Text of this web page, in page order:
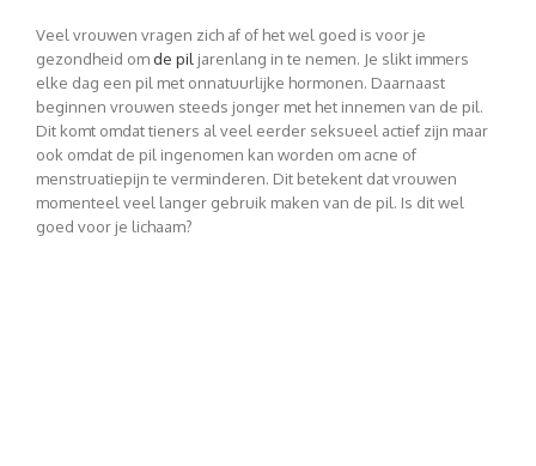
Veel vrouwen vragen zich af of het wel goed is voor je
gezondheid om de pil jarenlang in te nemen. Je slikt immers
elke dag een pil met onnatuurlijke hormonen. Daarnaast
beginnen vrouwen steeds jonger met het innemen van de pil.
Dit komt omdat tieners al veel eerder seksueel actief zijn maar
ook omdat de pil ingenomen kan worden om acne of
menstruatiepijn te verminderen. Dit betekent dat vrouwen
momenteel veel langer gebruik maken van de pil. Is dit wel
goed voor je lichaam?